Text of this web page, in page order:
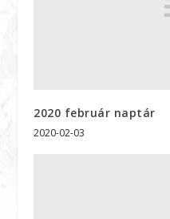
2020 február naptár
2020-02-03